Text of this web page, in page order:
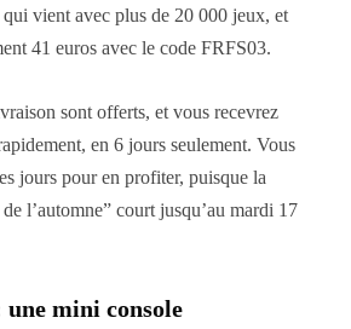
vient avec plus de 20 000 jeux, et
41 euros avec le code FRFS03.
sont offerts, et vous recevrez
en 6 jours seulement. Vous
jours pour en profiter, puisque la
l’automne” court jusqu’au mardi 17
mini console